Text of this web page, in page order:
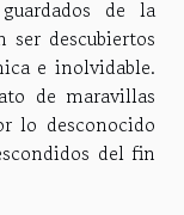
de la
ser descubiertos
e inolvidable.
de maravillas
lo desconocido
del fin